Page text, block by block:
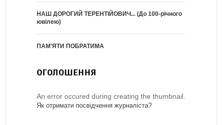
НАШ ДОРОГИЙ ТЕРЕНТІЙОВИЧ... (До 100-річного
ювілею)
ПАМ’ЯТИ ПОБРАТИМА
ОГОЛОШЕННЯ
An error occured during creating the thumbnail.
Як отримати посвідчення журналіста?